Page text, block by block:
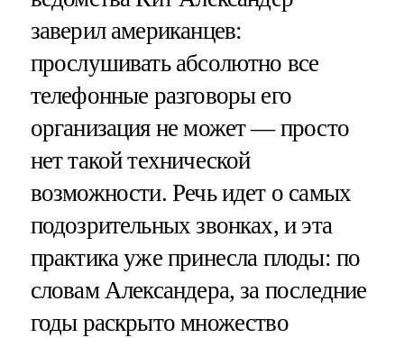
заверил американцев:
прослушивать абсолютно все
телефонные разговоры его
организация не может — просто
нет такой технической
возможности. Речь идет о самых
подозрительных звонках, и эта
практика уже принесла плоды: по
словам Александера, за последние
годы раскрыто множество